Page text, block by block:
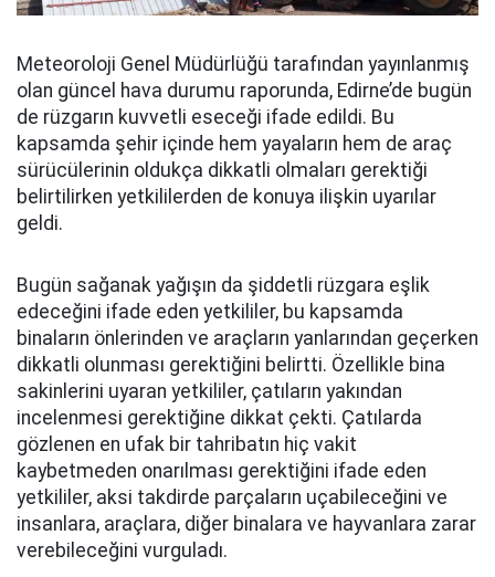
Meteoroloji Genel Müdürlüğü tarafından yayınlanmış
olan güncel hava durumu raporunda, Edirne’de bugün
de rüzgarın kuvvetli eseceği ifade edildi. Bu
kapsamda şehir içinde hem yayaların hem de araç
sürücülerinin oldukça dikkatli olmaları gerektiği
belirtilirken yetkililerden de konuya ilişkin uyarılar
geldi.
Bugün sağanak yağışın da şiddetli rüzgara eşlik
edeceğini ifade eden yetkililer, bu kapsamda
binaların önlerinden ve araçların yanlarından geçerken
dikkatli olunması gerektiğini belirtti. Özellikle bina
sakinlerini uyaran yetkililer, çatıların yakından
incelenmesi gerektiğine dikkat çekti. Çatılarda
gözlenen en ufak bir tahribatın hiç vakit
kaybetmeden onarılması gerektiğini ifade eden
yetkililer, aksi takdirde parçaların uçabileceğini ve
insanlara, araçlara, diğer binalara ve hayvanlara zarar
verebileceğini vurguladı.